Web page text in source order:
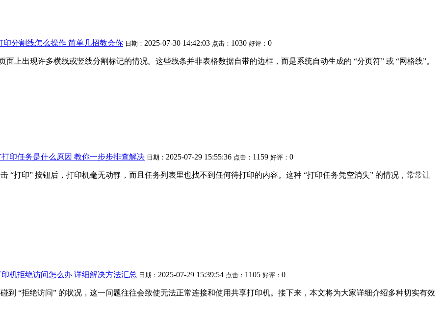
印分割线怎么操作 简单几招教会你 日期： 2025-07-30 14:42:03 点击： 1030 好评： 0
上出现许多横线或竖线分割标记的情况。这些线条并非表格数据自带的边框，而是系统自动生成的 “分页符” 或 “网格线”。
印任务是什么原因 教你一步步排查解决 日期： 2025-07-29 15:55:36 点击： 1159 好评： 0
“打印” 按钮后，打印机毫无动静，而且任务列表里也找不到任何待打印的内容。这种 “打印任务凭空消失” 的情况，常常让
机拒绝访问怎么办 详细解决方法汇总 日期： 2025-07-29 15:39:54 点击： 1105 好评： 0
到 “拒绝访问” 的状况，这一问题往往会致使无法正常连接和使用共享打印机。接下来，本文将为大家详细介绍多种切实有效